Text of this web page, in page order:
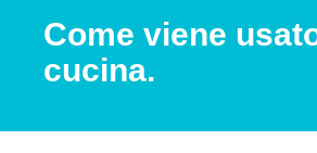
Come viene
cucina.